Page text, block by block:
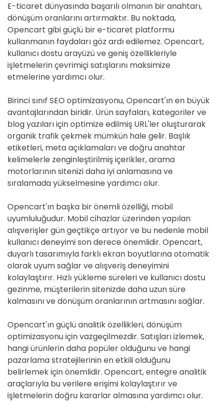
E-ticaret dünyasında başarılı olmanın bir anahtarı,
dönüşüm oranlarını artırmaktır. Bu noktada,
Opencart gibi güçlü bir e-ticaret platformu
kullanmanın faydaları göz ardı edilemez. Opencart,
kullanıcı dostu arayüzü ve geniş özellikleriyle
işletmelerin çevrimiçi satışlarını maksimize
etmelerine yardımcı olur.
Birinci sınıf SEO optimizasyonu, Opencart'ın en büyük
avantajlarından biridir. Ürün sayfaları, kategoriler ve
blog yazıları için optimize edilmiş URL'ler oluşturarak
organik trafik çekmek mümkün hale gelir. Başlık
etiketleri, meta açıklamaları ve doğru anahtar
kelimelerle zenginleştirilmiş içerikler, arama
motorlarının sitenizi daha iyi anlamasına ve
sıralamada yükselmesine yardımcı olur.
Opencart'ın başka bir önemli özelliği, mobil
uyumluluğudur. Mobil cihazlar üzerinden yapılan
alışverişler gün geçtikçe artıyor ve bu nedenle mobil
kullanıcı deneyimi son derece önemlidir. Opencart,
duyarlı tasarımıyla farklı ekran boyutlarına otomatik
olarak uyum sağlar ve alışveriş deneyimini
kolaylaştırır. Hızlı yükleme süreleri ve kullanıcı dostu
gezinme, müşterilerin sitenizde daha uzun süre
kalmasını ve dönüşüm oranlarının artmasını sağlar.
Opencart'ın güçlü analitik özellikleri, dönüşüm
optimizasyonu için vazgeçilmezdir. Satışları izlemek,
hangi ürünlerin daha popüler olduğunu ve hangi
pazarlama stratejilerinin en etkili olduğunu
belirlemek için önemlidir. Opencart, entegre analitik
araçlarıyla bu verilere erişimi kolaylaştırır ve
işletmelerin doğru kararlar almasına yardımcı olur.